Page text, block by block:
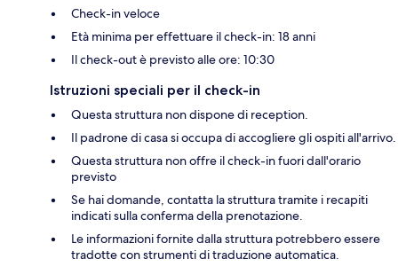
Check-in veloce
Età minima per effettuare il check-in: 18 anni
Il check-out è previsto alle ore: 10:30
Istruzioni speciali per il check-in
Questa struttura non dispone di reception.
Il padrone di casa si occupa di accogliere gli ospiti all'arrivo.
Questa struttura non offre il check-in fuori dall'orario
previsto
Se hai domande, contatta la struttura tramite i recapiti
indicati sulla conferma della prenotazione.
Le informazioni fornite dalla struttura potrebbero essere
tradotte con strumenti di traduzione automatica.